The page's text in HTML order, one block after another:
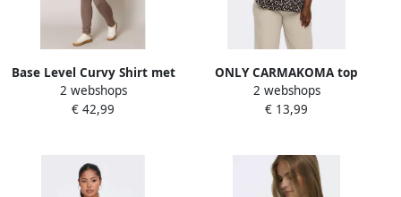
Base Level Curvy Shirt met
lange mouwen met v-hals
2 webshops
€ 42,99
ONLY CARMAKOMA top
CARVICA met panterprint
grijs bruin zwart
2 webshops
€ 13,99